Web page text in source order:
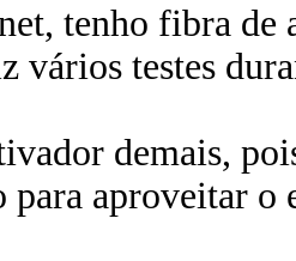
tenho fibra
vários testes
demais,
para aproveitar o